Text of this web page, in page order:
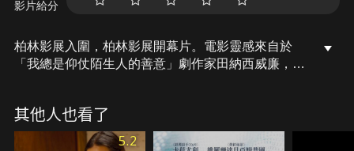
影片給分
柏林影展入圍，柏林影展開幕片。電影靈感來自於
「我總是仰仗陌生人的善意」劇作家田納西威廉，以
其他人也看了
5.2